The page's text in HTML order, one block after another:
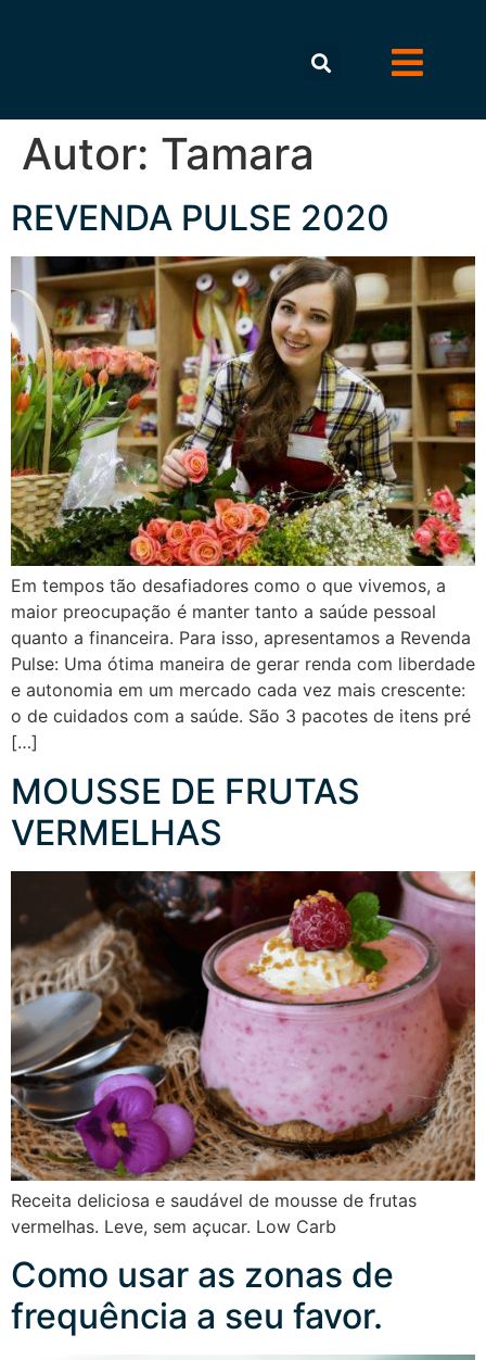
Autor: Tamara
REVENDA PULSE 2020
Em tempos tão desafiadores como o que vivemos, a
maior preocupação é manter tanto a saúde pessoal
quanto a financeira. Para isso, apresentamos a Revenda
Pulse: Uma ótima maneira de gerar renda com liberdade
e autonomia em um mercado cada vez mais crescente:
o de cuidados com a saúde. São 3 pacotes de itens pré
[…]
MOUSSE DE FRUTAS
VERMELHAS
Receita deliciosa e saudável de mousse de frutas
vermelhas. Leve, sem açucar. Low Carb
Como usar as zonas de
frequência a seu favor.